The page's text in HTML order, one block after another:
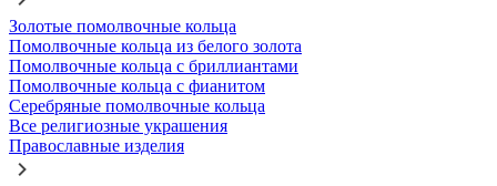
Золотые помолвочные кольца
Помолвочные кольца из белого золота
Помолвочные кольца с бриллиантами
Помолвочные кольца с фианитом
Серебряные помолвочные кольца
Все религиозные украшения
Православные изделия